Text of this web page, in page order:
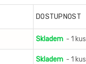
DOSTUPNOST
Skladem - 1 kus
Skladem - 1 kus